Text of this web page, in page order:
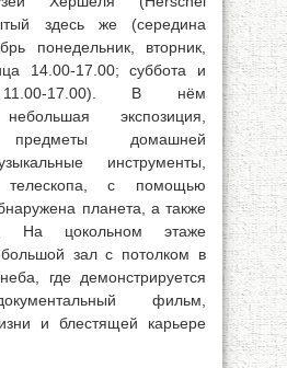
здесь же (середина
понедельник, вторник,
14.00-17.00; суббота и
11.00-17.00). В нём
экспозиция,
домашней
инструменты,
телескопа, с помощью
планета, а также
На цокольном этаже
зал с потолком в
где демонстрируется
фильм,
и блестящей карьере